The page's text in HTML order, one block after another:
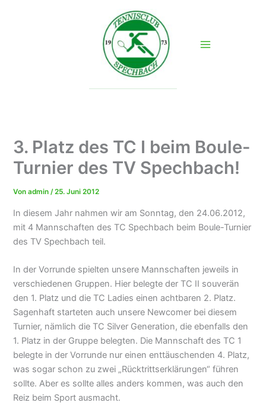
3. Platz des TC I beim Boule-
Turnier des TV Spechbach!
Vonadmin/25. Juni 2012
In diesem Jahr nahmen wir am Sonntag, den 24.06.2012,
mit 4 Mannschaften des TC Spechbach beim Boule-Turnier
des TV Spechbach teil.
In der Vorrunde spielten unsere Mannschaften jeweils in
verschiedenen Gruppen. Hier belegte der TC II souverän
den 1. Platz und die TC Ladies einen achtbaren 2. Platz.
Sagenhaft starteten auch unsere Newcomer bei diesem
Turnier, nämlich die TC Silver Generation, die ebenfalls den
1. Platz in der Gruppe belegten. Die Mannschaft des TC 1
belegte in der Vorrunde nur einen enttäuschenden 4. Platz,
was sogar schon zu zwei „Rücktrittserklärungen“ führen
sollte. Aber es sollte alles anders kommen, was auch den
Reiz beim Sport ausmacht.